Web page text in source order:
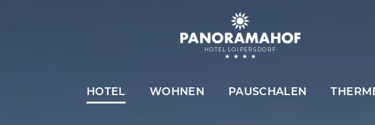
HOTEL LOIPERSDORF
HOTEL WOHNEN PAUSCHALEN